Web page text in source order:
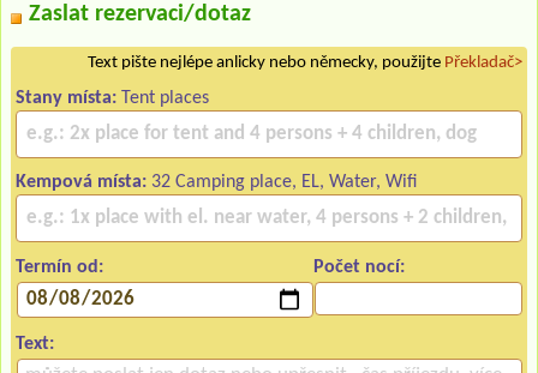
Zaslat rezervaci/dotaz
Text pište nejlépe anlicky nebo německy, použijte Překladač>
Stany místa: Tent places
Kempová místa: 32 Camping place, EL, Water, Wifi
Termín od: Počet nocí:
Text: